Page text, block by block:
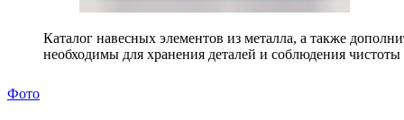
Каталог навесных элементов из металла, а также
необходимы для хранения деталей и соблюдения чистоты
Фото